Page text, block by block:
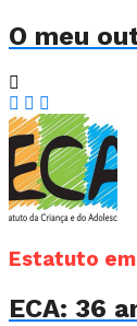
O meu
Estatuto
ECA: 36